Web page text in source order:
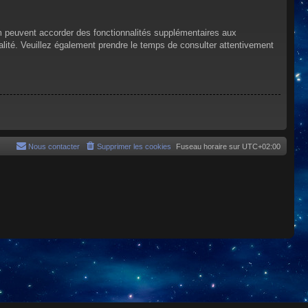
accorder des fonctionnalités supplémentaires aux
Veuillez également prendre le temps de consulter attentivement
Fuseau horaire sur UTC+02:00
Supprimer les cookies
Nous contacter